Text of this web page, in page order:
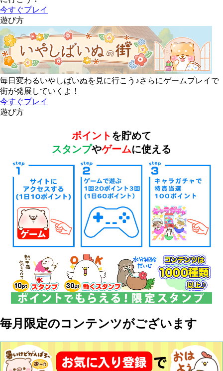
今すぐプレイ
遊び方
毎日変わるいやしばいぬを見に行こう♪さらにゲームプレイで
街が発展していくよ！
今すぐプレイ
遊び方
ポイント を貯めて
スタンプやゲームに使える
毎月限定のコンテンツがございます